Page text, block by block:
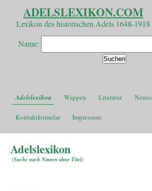
ADELSLEXIKON.COM
Lexikon des historischen Adels 1648-1918
Name:
Adelslexikon Wappen Literatur Neues
Kontaktformular Impressum
Adelslexikon
(Suche nach Namen ohne Titel)